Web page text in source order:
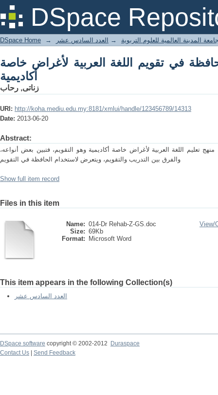
DSpace
تقويم اللغة العربية لأغراض خاصة أكاديمية
DSpace Home → المدينة العالمية للعلوم التربوية → العدد السادس عشر
في تقويم اللغة العربية لأغراض خاصة
أكاديمية
زناتى, رحاب
URI: http://koha.mediu.edu.my:8181/xmlui/handle/123456789/14313
Date: 2013-06-20
Abstract:
تعليم اللغة العربية لأغراض خاصة أكاديمية وهو التقويم، فتبين بعض أنواعه،
والفرق بين التدريب والتقويم، ويتعرض لاستخدام الحافظة في التقويم
Show full item record
Files in this item
Name: 014-Dr Rehab-Z-GS.doc
Size: 69Kb
Format:
Microsoft Word
View/
This item appears in the following Collection(s)
العدد السادس عشر
DSpace software copyright © 2002-2012
Duraspace
Contact Us
Send Feedback